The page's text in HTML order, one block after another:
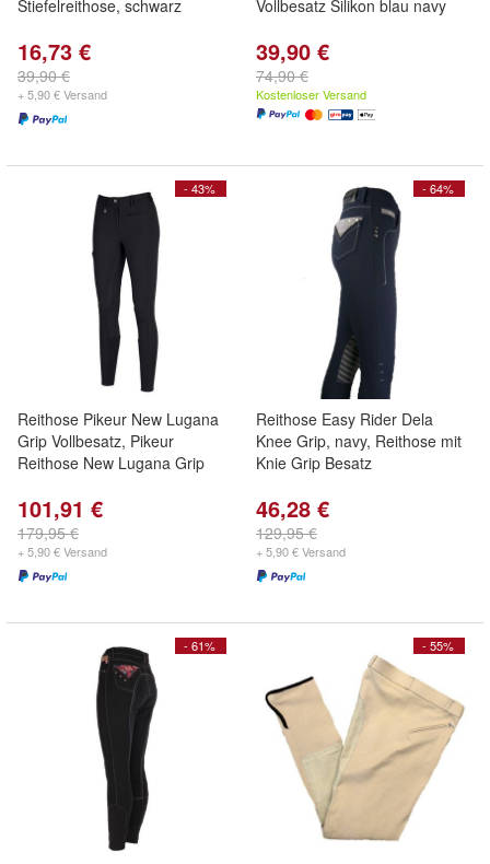
Stiefelreithose, schwarz
16,73 €
39,90 €
+ 5,90 € Versand
Vollbesatz Silikon blau navy
39,90 €
74,90 €
Kostenloser Versand
- 43%
Reithose Pikeur New Lugana
Grip Vollbesatz, Pikeur
Reithose New Lugana Grip
101,91 €
179,95 €
+ 5,90 € Versand
- 64%
Reithose Easy Rider Dela
Knee Grip, navy, Reithose mit
Knie Grip Besatz
46,28 €
129,95 €
+ 5,90 € Versand
- 61% - 55%